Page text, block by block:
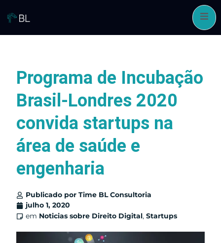
Pular
para
Programa de Incubação
Brasil-Londres 2020
convida startups na
área de saúde e
engenharia
Publicado por Time BL Consultoria
julho 1, 2020
em Noticias sobre Direito Digital, Startups